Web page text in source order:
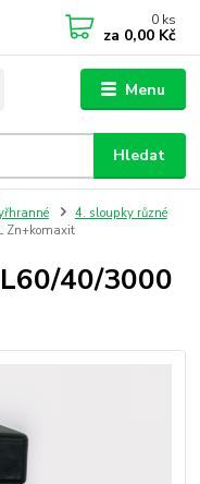
Menu
Hledat
0 ks
za 0,00 Kč
4. sloupky různé
Zn+komaxit
40/3000